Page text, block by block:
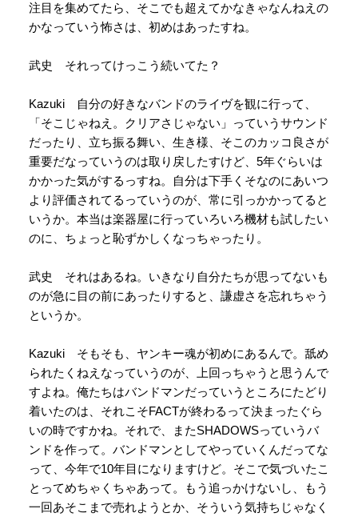
注目を集めてたら、そこでも超えてかなきゃなんねえの
かなっていう怖さは、初めはあったすね。
武史 それってけっこう続いてた？
Kazuki 自分の好きなバンドのライヴを観に行って、
「そこじゃねえ。クリアさじゃない」っていうサウンド
だったり、立ち振る舞い、生き様、そこのカッコ良さが
重要だなっていうのは取り戻したすけど、5年ぐらいは
かかった気がするっすね。自分は下手くそなのにあいつ
より評価されてるっていうのが、常に引っかかってると
いうか。本当は楽器屋に行っていろいろ機材も試したい
のに、ちょっと恥ずかしくなっちゃったり。
武史 それはあるね。いきなり自分たちが思ってないも
のが急に目の前にあったりすると、謙虚さを忘れちゃう
というか。
Kazuki そもそも、ヤンキー魂が初めにあるんで。舐め
られたくねえなっていうのが、上回っちゃうと思うんで
すよね。俺たちはバンドマンだっていうところにたどり
着いたのは、それこそFACTが終わるって決まったぐら
いの時ですかね。それで、またSHADOWSっていうバ
ンドを作って。バンドマンとしてやっていくんだってな
って、今年で10年目になりますけど。そこで気づいたこ
とってめちゃくちゃあって。もう追っかけないし、もう
一回あそこまで売れようとか、そういう気持ちじゃなく